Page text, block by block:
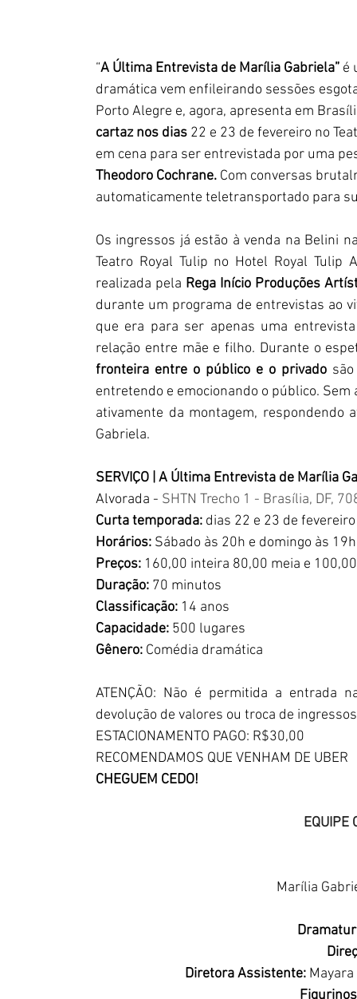
“A Última Entrevista de Marília Gabriela” é
dramática vem enfileirando sessões
Porto Alegre e, agora, apresenta em
cartaz nos dias 22 e 23 de fevereiro no
em cena para ser entrevistada por uma
Theodoro Cochrane. Com conversas
automaticamente teletransportado para
Os ingressos já estão à venda na Belini
Teatro Royal Tulip no Hotel Royal Tulip
realizada pela Rega Início Produções
durante um programa de entrevistas ao
que era para ser apenas uma
relação entre mãe e filho. Durante o
fronteira entre o público e o privado
entretendo e emocionando o público.
ativamente da montagem, respondendo
Gabriela.
SERVIÇO | A Última Entrevista de Marília
Alvorada - SHTN Trecho 1 - Brasília, DF,
Curta temporada: dias 22 e 23 de fevereiro
Horários: Sábado às 20h e domingo às
Preços: 160,00 inteira 80,00 meia e
Duração: 70 minutos
Classificação: 14 anos
Capacidade: 500 lugares
Gênero: Comédia dramática
ATENÇÃO: Não é permitida a entrada
devolução de valores ou troca de
ESTACIONAMENTO PAGO: R$30,00
RECOMENDAMOS QUE VENHAM DE UBER
CHEGUEM CEDO!
EQUIPE
Marília
Diretora Assistente: Mayara
Figurinos